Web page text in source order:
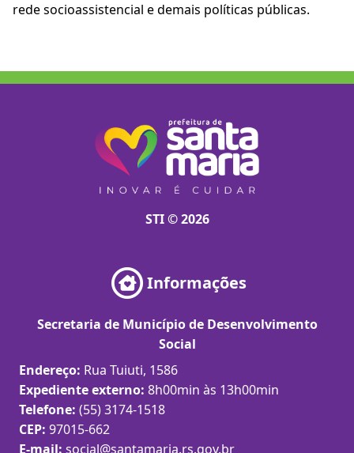
rede socioassistencial e demais políticas públicas.
STI © 2026
Informações
Secretaria de Município de Desenvolvimento
Social
Endereço: Rua Tuiuti, 1586
Expediente externo: 8h00min às 13h00min
Telefone: (55) 3174-1518
CEP: 97015-662
E-mail: social@santamaria.rs.gov.br